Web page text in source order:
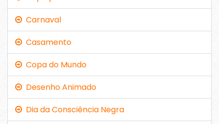
Carnaval
Casamento
Copa do Mundo
Desenho Animado
Dia da Consciência Negra